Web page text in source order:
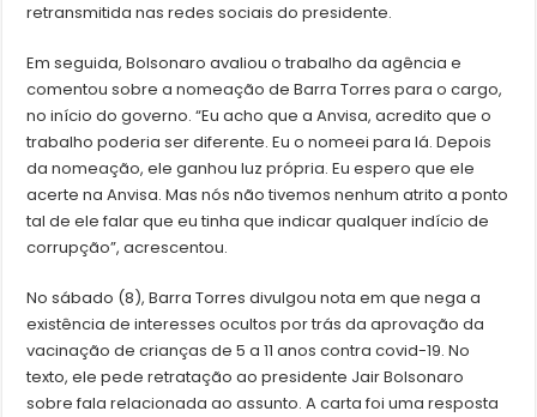
retransmitida nas redes sociais do presidente.
Em seguida, Bolsonaro avaliou o trabalho da agência e
comentou sobre a nomeação de Barra Torres para o cargo,
no início do governo. “Eu acho que a Anvisa, acredito que o
trabalho poderia ser diferente. Eu o nomeei para lá. Depois
da nomeação, ele ganhou luz própria. Eu espero que ele
acerte na Anvisa. Mas nós não tivemos nenhum atrito a ponto
tal de ele falar que eu tinha que indicar qualquer indício de
corrupção”, acrescentou.
No sábado (8), Barra Torres divulgou nota em que nega a
existência de interesses ocultos por trás da aprovação da
vacinação de crianças de 5 a 11 anos contra covid-19. No
texto, ele pede retratação ao presidente Jair Bolsonaro
sobre fala relacionada ao assunto. A carta foi uma resposta